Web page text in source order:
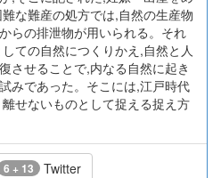
な難産の処方では,自然の生産物
らの排泄物が用いられる。それ
ての自然につくりかえ,自然と人
させることで,内なる自然に起き
みであった。そこには,江戸時代
せないものとして捉える捉え方
6 + 13 Twitter